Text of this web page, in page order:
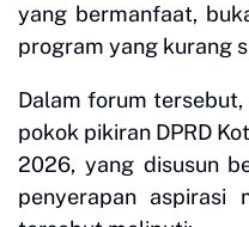
yang bermanfaat,
program yang kurang
Dalam forum
pokok pikiran DPRD
2026, yang disusun
penyerapan aspirasi